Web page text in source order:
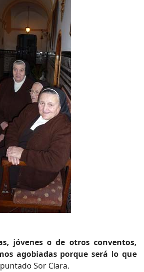
jóvenes o de otros conventos,
agobiadas porque será lo que
Sor Clara.